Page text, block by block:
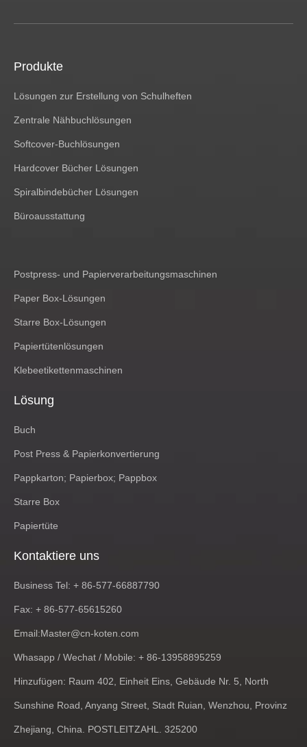
Produkte
Lösungen zur Erstellung von Schulheften
Zentrale Nähbuchlösungen
Softcover-Buchlösungen
Hardcover Bücher Lösungen
Spiralbindebücher Lösungen
Büroausstattung
Postpress- und Papierverarbeitungsmaschinen
Paper Box-Lösungen
Starre Box-Lösungen
Papiertütenlösungen
Klebeetikettenmaschinen
Lösung
Buch
Post Press & Papierkonvertierung
Pappkarton; Papierbox; Pappbox
Starre Box
Papiertüte
Kontaktiere uns
Business Tel: + 86-577-66887790
Fax: + 86-577-65615260
Email:Master@cn-koten.com
Whasapp / Wechat / Mobile: + 86-13958895259
Hinzufügen: Raum 402, Einheit Eins, Gebäude Nr. 5, North
Sunshine Road, Anyang Street, Stadt Ruian, Wenzhou, Provinz
Zhejiang, China. POSTLEITZAHL. 325200